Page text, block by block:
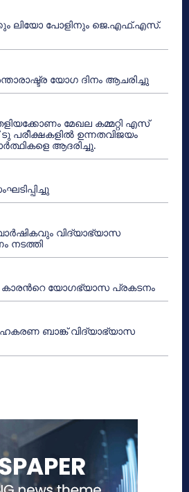
ലിയോ പോളിനും ജെ.എഫ്.എസ്.
യോഗ ദിനം ആചരിച്ചു
മേഖല കമ്മറ്റി എസ്
ഉന്നതവിജയം
ആദരിച്ചു.
വിദ്യാഭ്യാസ
നടത്തി
കാരൻറെ യോഗഭ്യാസ പ്രകടനം
ബാങ്ക് വിദ്യാഭ്യാസ